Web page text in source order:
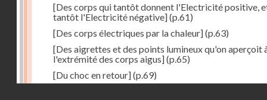
[Des corps qui tantôt donnent l'Electricité positive,
tantôt l'Electricité négative](p.61)
[Des corps électriques par la chaleur](p.63)
[Des aigrettes et des points lumineux qu'on aperçoit
l'extrémité des corps aigus](p.65)
[Du choc en retour](p.69)